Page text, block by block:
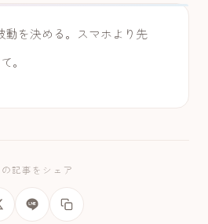
動を決める。スマホより先
。
の記事をシェア